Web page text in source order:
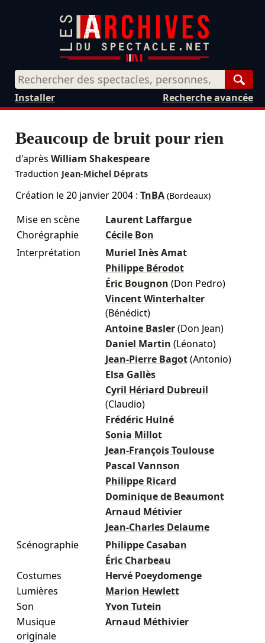
Recherche avancée
Installer
Beaucoup de bruit pour rien
d'après William Shakespeare
Traduction Jean-Michel Déprats
Création le20 janvier 2004: TnBA(Bordeaux)
Mise en scène
Laurent Laffargue
Chorégraphie
Cécile Bon
Interprétation
Muriel Inès Amat
Philippe Bérodot
Éric Bougnon (Don Pedro)
Vincent Winterhalter
(Bénédict)
Antoine Basler (Don Jean)
Daniel Martin (Léonato)
Jean-Pierre Bagot (Antonio)
Elsa Gallès
Cyril Hériard Dubreuil
(Claudio)
Frédéric Hulné
Sonia Millot
Jean-François Toulouse
Pascal Vannson
Philippe Ricard
Dominique de Beaumont
Arnaud Métivier
Jean-Charles Delaume
Scénographie
Philippe Casaban
Éric Charbeau
Costumes
Hervé Poeydomenge
Lumières
Marion Hewlett
Son
Yvon Tutein
Musique
originale
Arnaud Méthivier